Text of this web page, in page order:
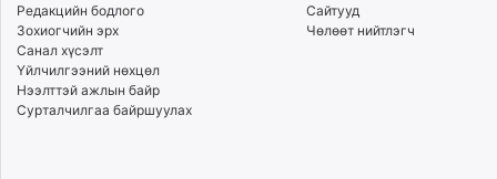
Редакцийн бодлого
Зохиогчийн эрх
Санал хүсэлт
Үйлчилгээний нөхцөл
Нээлттэй ажлын байр
Сурталчилгаа байршуулах
Сайтууд
Чөлөөт нийтлэгч